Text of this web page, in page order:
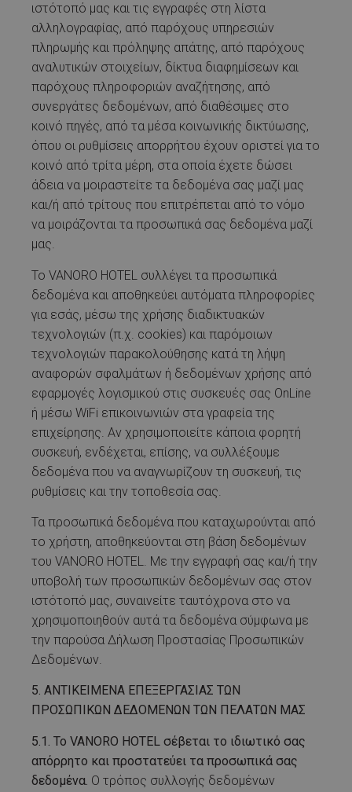
ιστότοπό μας και τις εγγραφές στη λίστα
αλληλογραφίας, από παρόχους υπηρεσιών
πληρωμής και πρόληψης απάτης, από παρόχους
αναλυτικών στοιχείων, δίκτυα διαφημίσεων και
παρόχους πληροφοριών αναζήτησης, από
συνεργάτες δεδομένων, από διαθέσιμες στο
κοινό πηγές, από τα μέσα κοινωνικής δικτύωσης,
όπου οι ρυθμίσεις απορρήτου έχουν οριστεί για το
κοινό από τρίτα μέρη, στα οποία έχετε δώσει
άδεια να μοιραστείτε τα δεδομένα σας μαζί μας
και/ή από τρίτους που επιτρέπεται από το νόμο
να μοιράζονται τα προσωπικά σας δεδομένα μαζί
μας.
Το VANORO HOTEL συλλέγει τα προσωπικά
δεδομένα και αποθηκεύει αυτόματα πληροφορίες
για εσάς, μέσω της χρήσης διαδικτυακών
τεχνολογιών (π.χ. cookies) και παρόμοιων
τεχνολογιών παρακολούθησης κατά τη λήψη
αναφορών σφαλμάτων ή δεδομένων χρήσης από
εφαρμογές λογισμικού στις συσκευές σας OnLine
ή μέσω WiFi επικοινωνιών στα γραφεία της
επιχείρησης. Αν χρησιμοποιείτε κάποια φορητή
συσκευή, ενδέχεται, επίσης, να συλλέξουμε
δεδομένα που να αναγνωρίζουν τη συσκευή, τις
ρυθμίσεις και την τοποθεσία σας.
Τα προσωπικά δεδομένα που καταχωρούνται από
το χρήστη, αποθηκεύονται στη βάση δεδομένων
του VANORO HOTEL. Με την εγγραφή σας και/ή την
υποβολή των προσωπικών δεδομένων σας στον
ιστότοπό μας, συναινείτε ταυτόχρονα στο να
χρησιμοποιηθούν αυτά τα δεδομένα σύμφωνα με
την παρούσα Δήλωση Προστασίας Προσωπικών
Δεδομένων.
5. ΑΝΤΙΚΕΙΜΕΝΑ ΕΠΕΞΕΡΓΑΣΙΑΣ ΤΩΝ
ΠΡΟΣΩΠΙΚΩΝ ΔΕΔΟΜΕΝΩΝ ΤΩΝ ΠΕΛΑΤΩΝ ΜΑΣ
5.1. Το VANORO HOTEL σέβεται το ιδιωτικό σας
απόρρητο και προστατεύει τα προσωπικά σας
δεδομένα. Ο τρόπος συλλογής δεδομένων